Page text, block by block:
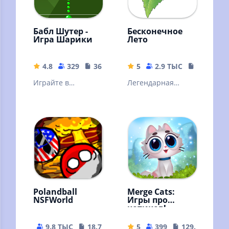
Бабл Шутер -
Игра Шарики
4.8 329
36.6 MB
Играйте в
Бесконечное
Лето
5 2.9 ТЫС
Легендарная
российских
разработчиков
Polandball
NSFWorld
9.8 ТЫС
18.78 MB
Merge Cats:
Игры про
котиков!
5 399
129.7 MB